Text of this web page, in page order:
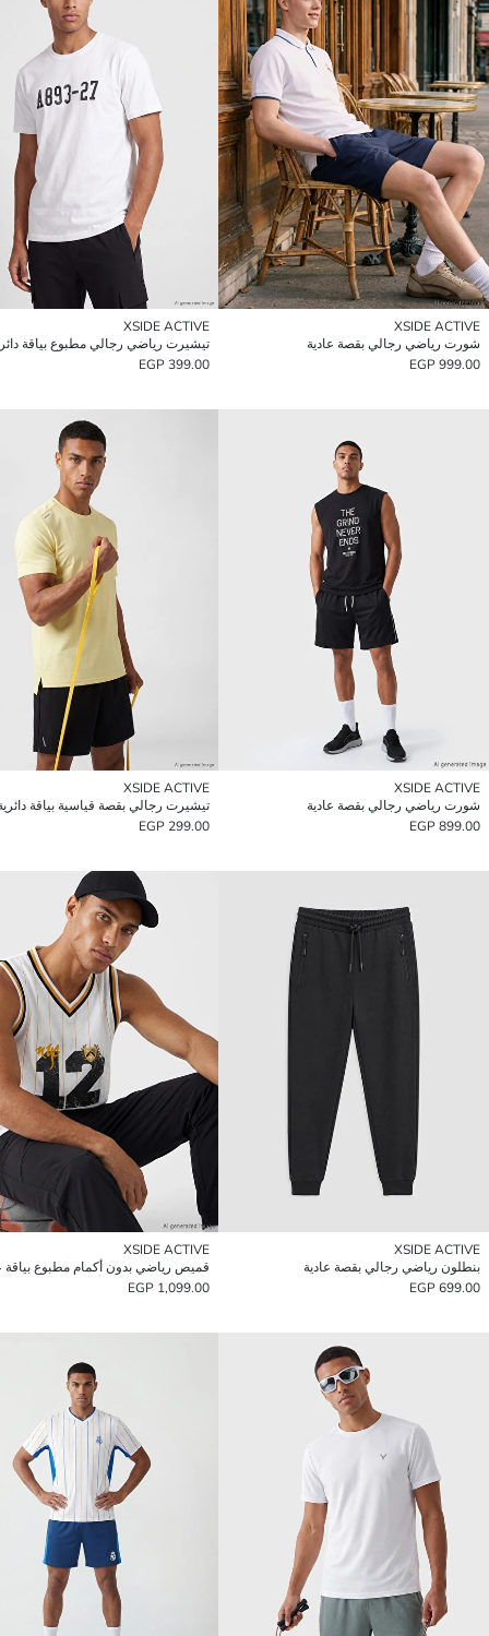
XSIDE ACTIVE
شورت رياضي رجالي بقصة عادية
999.00 EGP
XSIDE ACTIVE
399.00 EGP
XSIDE ACTIVE
شورت رياضي رجالي بقصة عادية
899.00 EGP
XSIDE ACTIVE
تيشيرت رجالي بقصة قياسية بياقة
299.00 EGP
XSIDE ACTIVE
بنطلون رياضي رجالي بقصة عادية
699.00 EGP
XSIDE ACTIVE
1,099.00 EGP